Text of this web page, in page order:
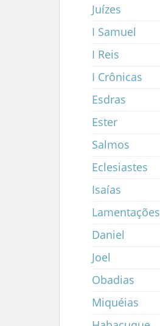
Juízes
I Samuel
I Reis
I Crônicas
Esdras
Ester
Salmos
Eclesiastes
Isaías
Lamentações
Daniel
Joel
Obadias
Miquéias